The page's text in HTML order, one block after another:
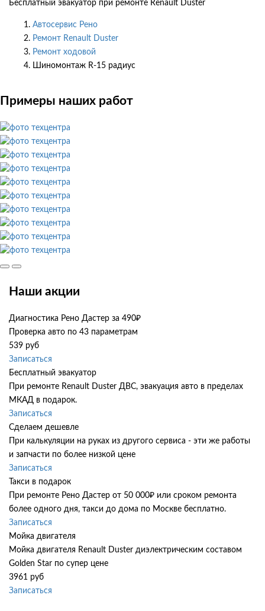
Бесплатный эвакуатор при ремонте Renault Duster
Автосервис Рено
Ремонт Renault Duster
Ремонт ходовой
Шиномонтаж R-15 радиус
Примеры наших работ
Наши акции
Диагностика Рено Дастер за 490₽
Проверка авто по 43 параметрам
539 руб
Записаться
Бесплатный эвакуатор
При ремонте Renault Duster ДВС, эвакуация авто в пределах
МКАД в подарок.
Записаться
Сделаем дешевле
При калькуляции на руках из другого сервиса - эти же работы
и запчасти по более низкой цене
Записаться
Такси в подарок
При ремонте Рено Дастер от 50 000₽ или сроком ремонта
более одного дня, такси до дома по Москве бесплатно.
Записаться
Мойка двигателя
Мойка двигателя Renault Duster диэлектрическим составом
Golden Star по супер цене
3961 руб
Записаться